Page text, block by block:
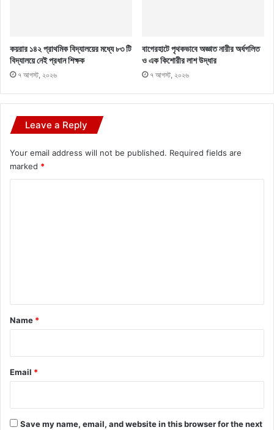
কয়রার ১৪২ প্রাথমিক বিদ্যালয়ের মধ্যে ৮৩ টি
বিদ্যালয়ে নেই প্রধান শিক্ষক
৭ আগস্ট, ২০২৬
বাগেরহাটে পৃথকভাবে অজ্ঞাত নারীর অর্ধগলিত
ও এক কিশোরীর লাশ উদ্ধার
৭ আগস্ট, ২০২৬
Leave a Reply
Your email address will not be published. Required fields are
marked *
*
Name *
Email *
Save my name, email, and website in this browser for the next